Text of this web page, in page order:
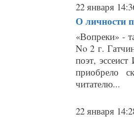
22 января
О личности
«Вопреки» -
No 2 г.
поэт,
приобрело
читателю...
22 января